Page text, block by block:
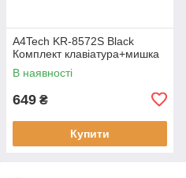
A4Tech KR-8572S Black
Комплект клавіатура+мишка
В наявності
649 ₴
Купити